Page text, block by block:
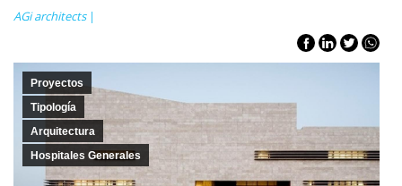
AGi architects|
Proyectos
Tipología
Arquitectura
Hospitales Generales